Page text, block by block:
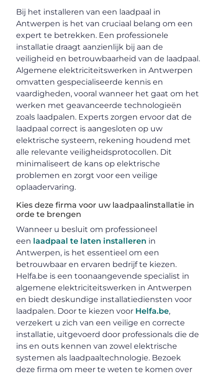
Bij het installeren van een laadpaal in
Antwerpen is het van cruciaal belang om een
expert te betrekken. Een professionele
installatie draagt aanzienlijk bij aan de
veiligheid en betrouwbaarheid van de laadpaal.
Algemene elektriciteitswerken in Antwerpen
omvatten gespecialiseerde kennis en
vaardigheden, vooral wanneer het gaat om het
werken met geavanceerde technologieën
zoals laadpalen. Experts zorgen ervoor dat de
laadpaal correct is aangesloten op uw
elektrische systeem, rekening houdend met
alle relevante veiligheidsprotocollen. Dit
minimaliseert de kans op elektrische
problemen en zorgt voor een veilige
oplaadervaring.
Kies deze firma voor uw laadpaalinstallatie in
orde te brengen
Wanneer u besluit om professioneel
een laadpaal te laten installeren in
Antwerpen, is het essentieel om een
betrouwbaar en ervaren bedrijf te kiezen.
Helfa.be is een toonaangevende specialist in
algemene elektriciteitswerken in Antwerpen
en biedt deskundige installatiediensten voor
laadpalen. Door te kiezen voor Helfa.be,
verzekert u zich van een veilige en correcte
installatie, uitgevoerd door professionals die de
ins en outs kennen van zowel elektrische
systemen als laadpaaltechnologie. Bezoek
deze firma om meer te weten te komen over